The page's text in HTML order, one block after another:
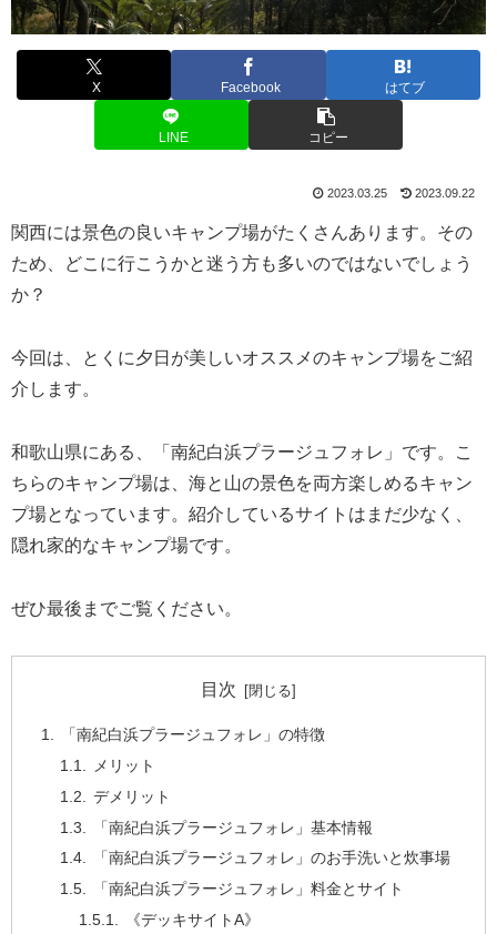
X Facebook はてブ
LINE コピー
2023.03.25 2023.09.22
関西には景色の良いキャンプ場がたくさんあります。その
ため、どこに行こうかと迷う方も多いのではないでしょう
か？
今回は、とくに夕日が美しいオススメのキャンプ場をご紹
介します。
和歌山県にある、「南紀白浜プラージュフォレ」です。こ
ちらのキャンプ場は、海と山の景色を両方楽しめるキャン
プ場となっています。紹介しているサイトはまだ少なく、
隠れ家的なキャンプ場です。
ぜひ最後までご覧ください。
目次
「南紀白浜プラージュフォレ」の特徴
メリット
デメリット
「南紀白浜プラージュフォレ」基本情報
「南紀白浜プラージュフォレ」のお手洗いと炊事場
「南紀白浜プラージュフォレ」料金とサイト
《デッキサイトA》